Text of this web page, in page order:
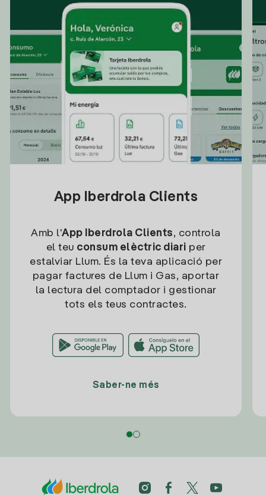
App Iberdrola Clients
Amb l'App Iberdrola Clients, controla
el teu consum elèctric diari per
estalviar Llum. És la teva aplicació per
pagar factures de Llum i Gas, aportar
la lectura del comptador i gestionar
tots els teus contractes.
Saber-ne més